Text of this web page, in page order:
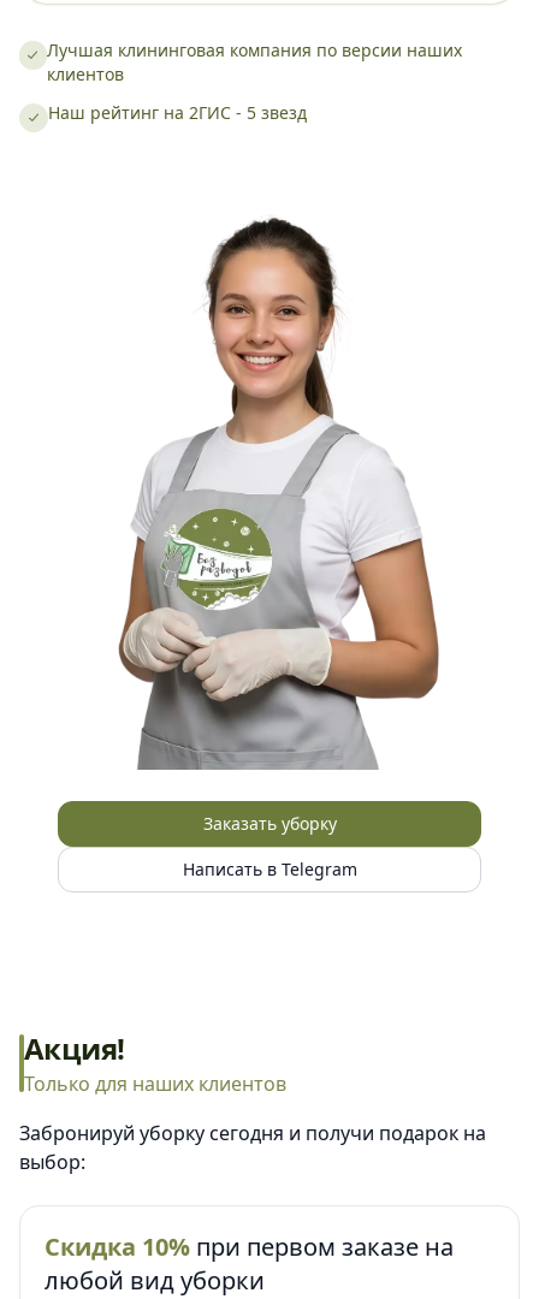
Лучшая клининговая компания по версии наших
клиентов
Наш рейтинг на 2ГИС - 5 звезд
Заказать уборку
Написать в Telegram
Акция!
Только для наших клиентов
Забронируй уборку сегодня и получи подарок на
выбор:
Скидка 10% при первом заказе на
любой вид уборки